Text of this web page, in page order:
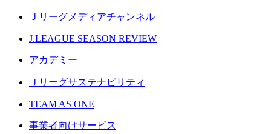
Ｊリーグメディアチャンネル
J.LEAGUE SEASON REVIEW
アカデミー
Ｊリーグサステナビリティ
TEAM AS ONE
事業者向けサービス